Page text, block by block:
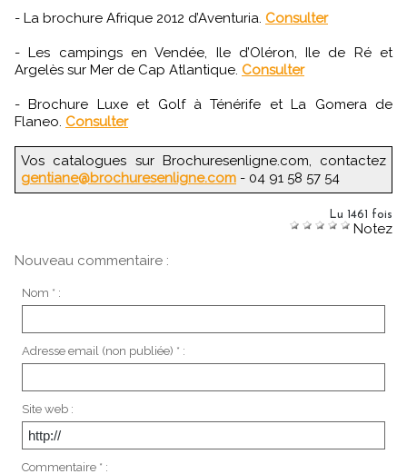
- La brochure Afrique 2012 d’Aventuria. Consulter
- Les campings en Vendée, Ile d’Oléron, Ile de Ré et
Argelès sur Mer de Cap Atlantique. Consulter
- Brochure Luxe et Golf à Ténérife et La Gomera de
Flaneo. Consulter
Vos catalogues sur Brochuresenligne.com, contactez
gentiane@brochuresenligne.com - 04 91 58 57 54
Lu 1461 fois
Notez
Nouveau commentaire :
Nom * :
Adresse email (non publiée) * :
Site web :
Commentaire * :